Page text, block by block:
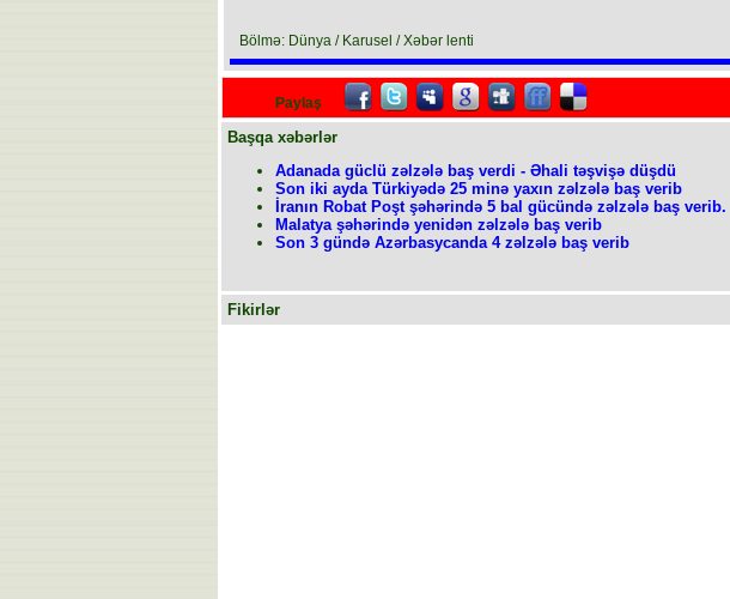
Bölmə: Dünya / Karusel / Xəbər lenti
Paylaş
Başqa xəbərlər
Adanada güclü zəlzələ baş verdi - Əhali təşvişə düşdü
Son iki ayda Türkiyədə 25 minə yaxın zəlzələ baş verib
İranın Robat Poşt şəhərində 5 bal gücündə zəlzələ baş verib.
Malatya şəhərində yenidən zəlzələ baş verib
Son 3 gündə Azərbasycanda 4 zəlzələ baş verib
Fikirlər